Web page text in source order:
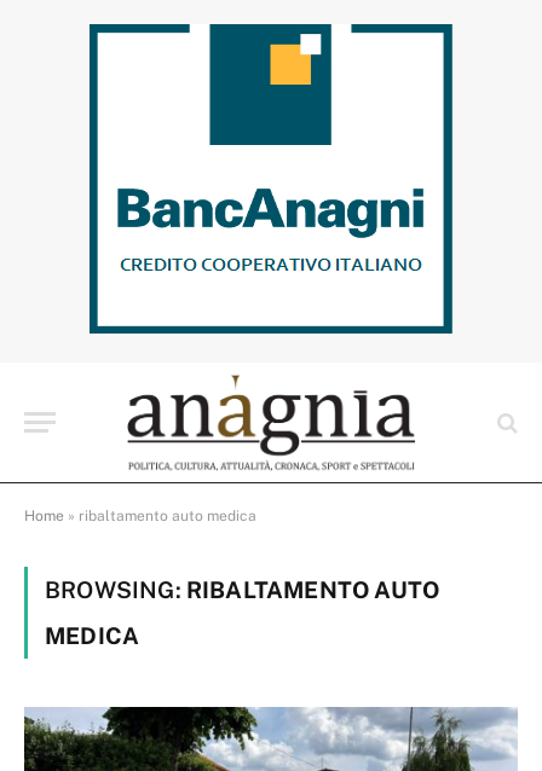
Home » ribaltamento auto medica
BROWSING: RIBALTAMENTO AUTO
MEDICA